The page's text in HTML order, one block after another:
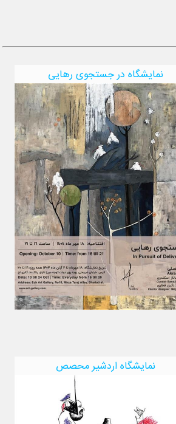
نمایشگاه در جستجوی رهایی
نمایشگاه اردشیر محصص